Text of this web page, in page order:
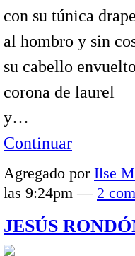
con su túnica
al hombro y sin
su cabello
corona de laurel
y…
Continuar
Agregado por Ilse
las 9:24pm — 2
JESÚS